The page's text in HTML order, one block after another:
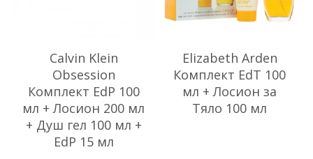
Calvin Klein
Obsession
Комплект EdP 100
мл + Лосион 200 мл
+ Душ гел 100 мл +
EdP 15 мл
Elizabeth Arden
Комплект EdT 100
мл + Лосион за
Тяло 100 мл